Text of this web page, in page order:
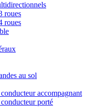
roues
roues
au sol
accompagnant
porté